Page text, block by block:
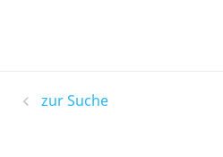
zur Suche